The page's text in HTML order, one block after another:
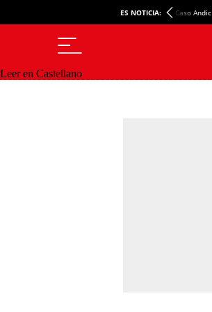
ES NOTICIA: Caso Andic
Leer en Castellano